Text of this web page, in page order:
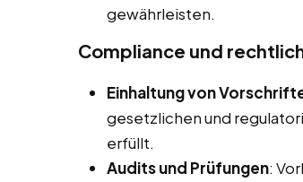
gewährleisten.
Compliance und
Einhaltung von
gesetzlichen und
erfüllt.
Audits und Prüfungen: